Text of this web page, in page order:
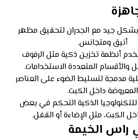
بشكل جيد مع الجدران لتحقيق مظهر
أنيق ومتجانس.
أنظمة تخزين ذكية مثل الرفوف
والأقسام المتعددة الاستخدامات.
مدمجة لتسليط الضوء على العناصر
المعروضة داخل الكبت.
الذكية التحكم في بعض
الكبت، مثل الإضاءة أو القفل.
راس الخيمة